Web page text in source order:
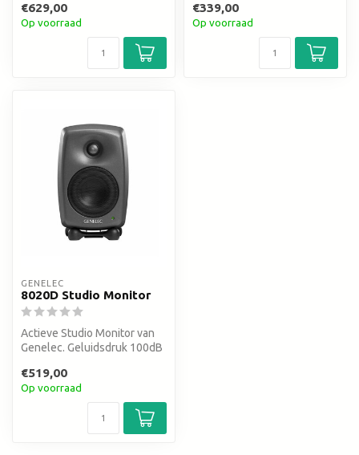
€629,00
Op voorraad
woof...
€339,00
Op voorraad
GENELEC
8020D Studio Monitor
Actieve Studio Monitor van
Genelec. Geluidsdruk 100dB
€519,00
Op voorraad